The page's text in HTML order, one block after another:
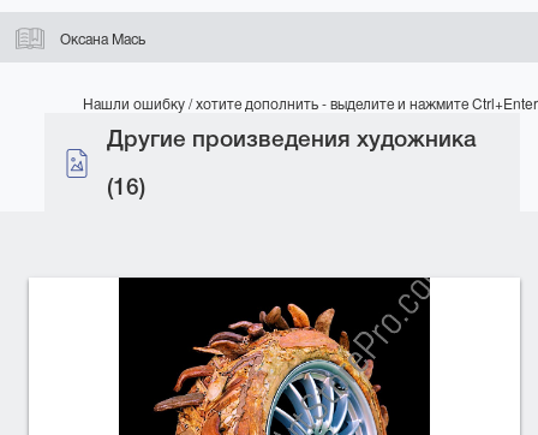
Оксана Мась
Нашли ошибку / хотите дополнить - выделите и нажмите Ctrl+Enter
Другие произведения художника
(16)